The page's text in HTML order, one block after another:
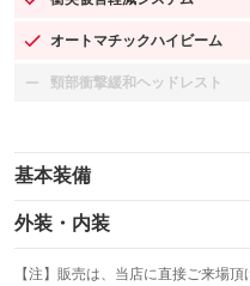
：装備あり
オートマチックハイビーム
：装備あり
頸部衝撃緩和ヘッドレスト
：装備なし
基本装備
エアバッグ：運転席/助手席/サ
：装備あり
：装備なし
外装・内装
カーナビ：SDナビ
：装備あり
【注】販売は、当店に直接ご来場